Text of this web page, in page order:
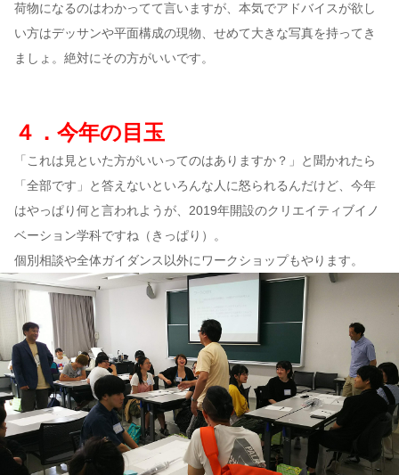
荷物になるのはわかってて言いますが、本気でアドバイスが欲し
い方はデッサンや平面構成の現物、せめて大きな写真を持ってき
ましょ。絶対にその方がいいです。
４．今年の目玉
「これは見といた方がいいってのはありますか？」と聞かれたら
「全部です」と答えないといろんな人に怒られるんだけど、今年
はやっぱり何と言われようが、2019年開設のクリエイティブイノ
ベーション学科ですね（きっぱり）。
個別相談や全体ガイダンス以外にワークショップもやります。